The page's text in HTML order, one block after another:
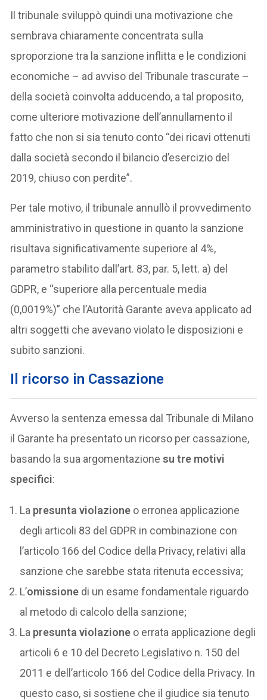
Il tribunale sviluppò quindi una motivazione che
sembrava chiaramente concentrata sulla
sproporzione tra la sanzione inflitta e le condizioni
economiche – ad avviso del Tribunale trascurate –
della società coinvolta adducendo, a tal proposito,
come ulteriore motivazione dell’annullamento il
fatto che non si sia tenuto conto “dei ricavi ottenuti
dalla società secondo il bilancio d’esercizio del
2019, chiuso con perdite”.
Per tale motivo, il tribunale annullò il provvedimento
amministrativo in questione in quanto la sanzione
risultava significativamente superiore al 4%,
parametro stabilito dall’art. 83, par. 5, lett. a) del
GDPR, e “superiore alla percentuale media
(0,0019%)” che l’Autorità Garante aveva applicato ad
altri soggetti che avevano violato le disposizioni e
subito sanzioni.
Il ricorso in Cassazione
Avverso la sentenza emessa dal Tribunale di Milano
il Garante ha presentato un ricorso per cassazione,
basando la sua argomentazionesu tre motivi
specifici:
La presunta violazione o erronea applicazione
degli articoli 83 del GDPR in combinazione con
l’articolo 166 del Codice della Privacy, relativi alla
sanzione che sarebbe stata ritenuta eccessiva;
L’omissione di un esame fondamentale riguardo
al metodo di calcolo della sanzione;
La presunta violazione o errata applicazione degli
articoli 6 e 10 del Decreto Legislativo n. 150 del
2011 e dell’articolo 166 del Codice della Privacy. In
questo caso, si sostiene che il giudice sia tenuto